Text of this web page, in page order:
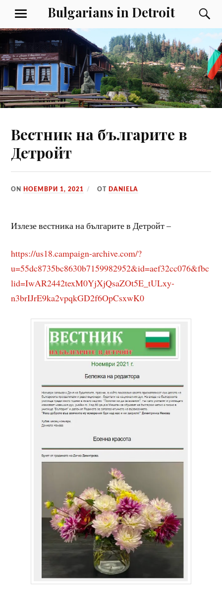
съдържаниетоBulgarians in Detroit
МЕНЮ
Вeстник на българите в
Детройт
ON НОЕМВРИ 1, 2021 ОТ DANIELA
Излезе вeстника на българите в Детройт –
https://us18.campaign-archive.com/?
u=55dc8735bc8630b7159982952&id=aef32cc076&fbc
lid=IwAR2442texM0YjXjQsaZOt5E_tULxy-
n3brIJrE9ka2vpqkGD2f6OpCsxwK0